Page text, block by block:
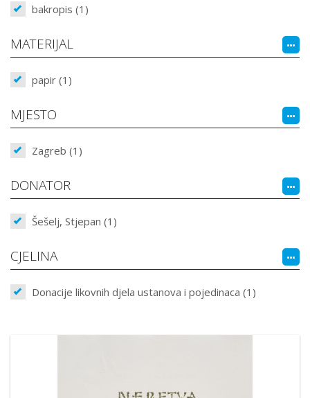
bakropis (1)
MATERIJAL
papir (1)
MJESTO
Zagreb (1)
DONATOR
Šešelj, Stjepan (1)
CJELINA
Donacije likovnih djela ustanova i pojedinaca (1)